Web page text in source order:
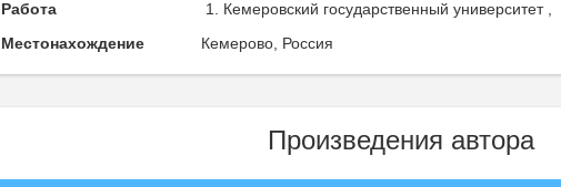
Работа
Кемеровский государственный университет ,
Местонахождение
Кемерово, Россия
Произведения автора